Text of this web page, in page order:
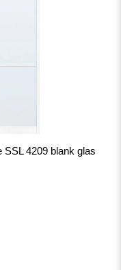
SSL 4209 blank glas